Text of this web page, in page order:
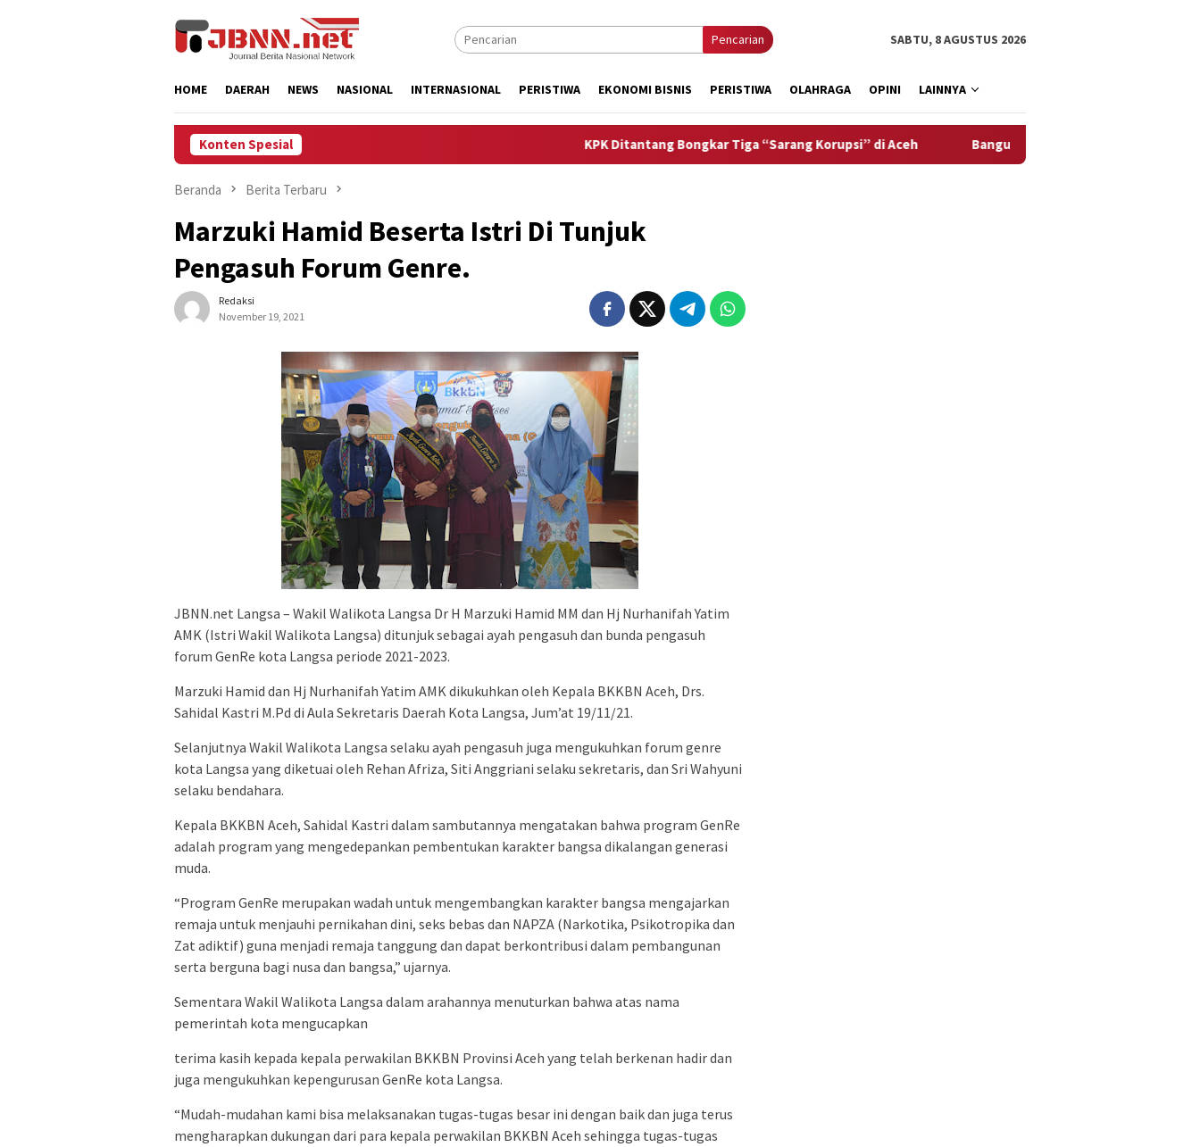
Pencarian SABTU, 8 AGUSTUS 2026
HOME DAERAH NEWS NASIONAL INTERNASIONAL PERISTIWA EKONOMI BISNIS PERISTIWA OLAHRAGA OPINI LAINNYA
Konten Spesial KPK Ditantang Bongkar Tiga “Sarang Korupsi” di Aceh Bangun SDM Aceh, Solusi Bangun Andalas
Beranda Berita Terbaru
Marzuki Hamid Beserta Istri Di Tunjuk
Pengasuh Forum Genre.
Redaksi
November 19, 2021
JBNN.net Langsa – Wakil Walikota Langsa Dr H Marzuki Hamid MM dan Hj Nurhanifah Yatim
AMK (Istri Wakil Walikota Langsa) ditunjuk sebagai ayah pengasuh dan bunda pengasuh
forum GenRe kota Langsa periode 2021-2023.
Marzuki Hamid dan Hj Nurhanifah Yatim AMK dikukuhkan oleh Kepala BKKBN Aceh, Drs.
Sahidal Kastri M.Pd di Aula Sekretaris Daerah Kota Langsa, Jum’at 19/11/21.
Selanjutnya Wakil Walikota Langsa selaku ayah pengasuh juga mengukuhkan forum genre
kota Langsa yang diketuai oleh Rehan Afriza, Siti Anggriani selaku sekretaris, dan Sri Wahyuni
selaku bendahara.
Kepala BKKBN Aceh, Sahidal Kastri dalam sambutannya mengatakan bahwa program GenRe
adalah program yang mengedepankan pembentukan karakter bangsa dikalangan generasi
muda.
“Program GenRe merupakan wadah untuk mengembangkan karakter bangsa mengajarkan
remaja untuk menjauhi pernikahan dini, seks bebas dan NAPZA (Narkotika, Psikotropika dan
Zat adiktif) guna menjadi remaja tanggung dan dapat berkontribusi dalam pembangunan
serta berguna bagi nusa dan bangsa,” ujarnya.
Sementara Wakil Walikota Langsa dalam arahannya menuturkan bahwa atas nama
pemerintah kota mengucapkan
terima kasih kepada kepala perwakilan BKKBN Provinsi Aceh yang telah berkenan hadir dan
juga mengukuhkan kepengurusan GenRe kota Langsa.
“Mudah-mudahan kami bisa melaksanakan tugas-tugas besar ini dengan baik dan juga terus
mengharapkan dukungan dari para kepala perwakilan BKKBN Aceh sehingga tugas-tugas